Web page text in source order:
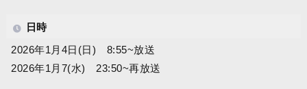
日時
2026年1月4日(日) 8:55~放送
2026年1月7(水) 23:50~再放送